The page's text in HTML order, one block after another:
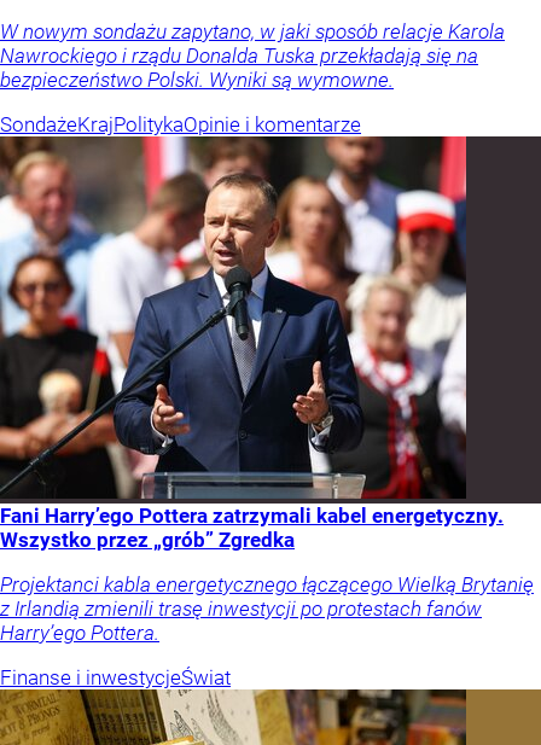
W nowym sondażu zapytano, w jaki sposób relacje Karola
Nawrockiego i rządu Donalda Tuska przekładają się na
bezpieczeństwo Polski. Wyniki są wymowne.
SondażeKrajPolitykaOpinie i komentarze
Fani Harry’ego Pottera zatrzymali kabel energetyczny.
Wszystko przez „grób” Zgredka
Projektanci kabla energetycznego łączącego Wielką Brytanię
z Irlandią zmienili trasę inwestycji po protestach fanów
Harry’ego Pottera.
Finanse i inwestycjeŚwiat